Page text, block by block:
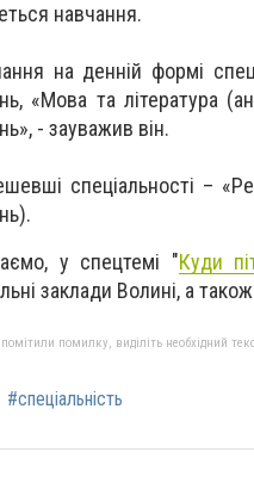
навчання.
на денній формі
«Мова та література
- зауважив він.
спеціальності –
у спецтемі "Куди
заклади Волині, а
помилку, виділіть необхідний
#спеціальність